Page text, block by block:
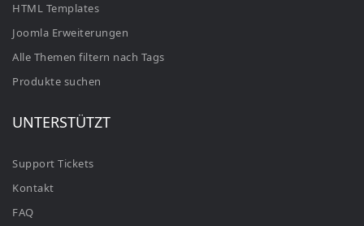
HTML Templates
Joomla Erweiterungen
Alle Themen filtern nach Tags
Produkte suchen
UNTERSTÜTZT
Support Tickets
Kontakt
FAQ